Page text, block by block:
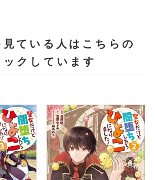
ている人はこちらの
クしています